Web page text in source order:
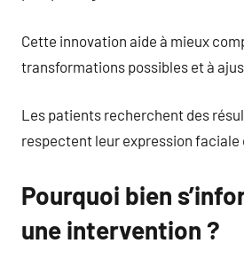
Cette innovation aide à mieux
transformations possibles et à
Les patients recherchent des
respectent leur expression faciale
Pourquoi bien
une intervention ?